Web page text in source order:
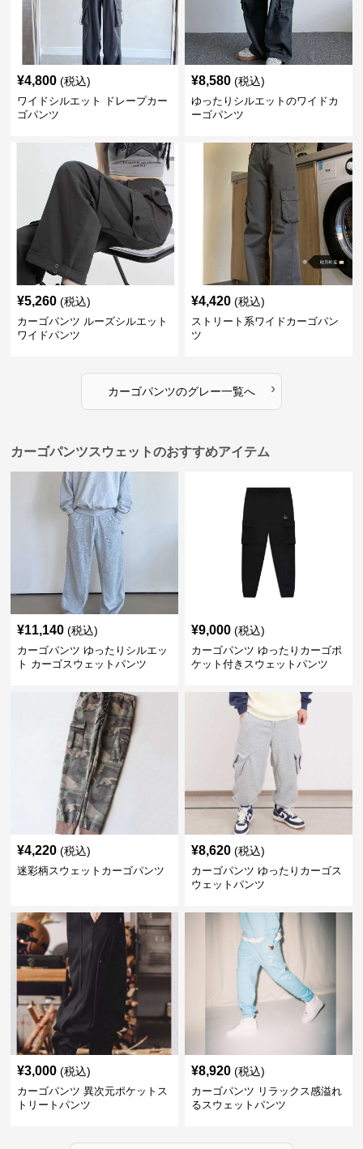
¥4,800 (税込)
ワイドシルエット ドレープカー
ゴパンツ
¥8,580 (税込)
ゆったりシルエットのワイドカ
ーゴパンツ
¥5,260 (税込)
カーゴパンツ ルーズシルエット
ワイドパンツ
¥4,420 (税込)
ストリート系ワイドカーゴパン
ツ
カーゴパンツのグレー一覧へ ›
カーゴパンツスウェットのおすすめアイテム
¥11,140 (税込)
カーゴパンツ ゆったりシルエッ
ト カーゴスウェットパンツ
¥9,000 (税込)
カーゴパンツ ゆったりカーゴポ
ケット付きスウェットパンツ
¥4,220 (税込)
迷彩柄スウェットカーゴパンツ
¥8,620 (税込)
カーゴパンツ ゆったりカーゴス
ウェットパンツ
¥3,000 (税込)
カーゴパンツ 異次元ポケットス
トリートパンツ
¥8,920 (税込)
カーゴパンツ リラックス感溢れ
るスウェットパンツ